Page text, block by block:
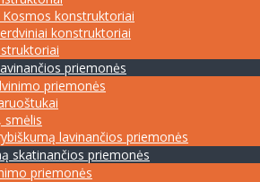
konstruktoriai
konstruktoriai
priemonės
priemonės
smėlis
lavinančios priemonės
skatinančios priemonės
priemonės